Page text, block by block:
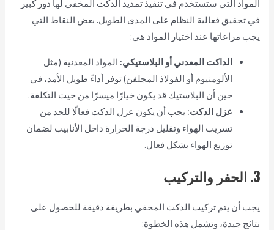
المواد التي ستستخدم في تنفيذ تمديد الدكت المخفي لها دور كبير
في تحقيق فعالية النظام على المدى الطويل. بعض النقاط التي
يجب مراعاتها عند اختيار المواد هي:
الداكت المعدني أو البلاستيكي: المواد المعدنية (مثل
الألومنيوم أو الفولاذ المجلفن) توفر أداءً طويل الأمد، في
حين أن البلاستيك قد يكون خيارًا ميسرًا من حيث التكلفة.
عزل الدكت: يجب أن يكون عزل الدكت فعالًا للحد من
تسريب الهواء وتقليل درجة الحرارة داخل الأنابيب لضمان
توزيع الهواء بشكل فعال.
3. الحفر والتركيب
يجب أن يتم تركيب الدكت المخفي بطريقة دقيقة للحصول على
نتائج جيدة، وتشمل هذه الخطوة: